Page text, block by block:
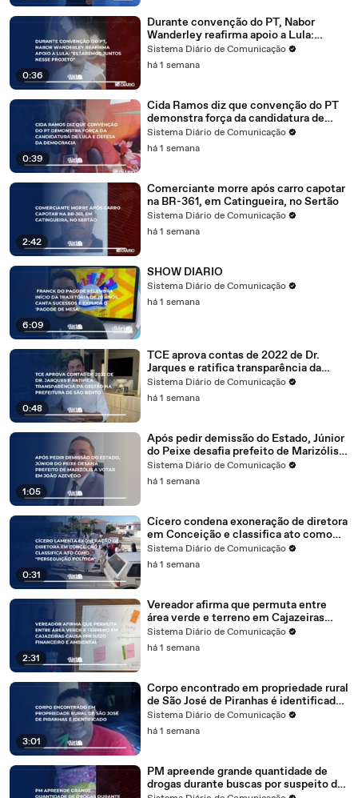
0:36
Durante convenção do PT, Nabor
Wanderley reafirma apoio a Lula:
"Estaremos juntos nesse projeto"
Sistema Diário de Comunicação
há 1 semana
0:39
Cida Ramos diz que convenção do PT
demonstra força da candidatura de
Lula e defesa da democracia
Sistema Diário de Comunicação
há 1 semana
2:42
Comerciante morre após carro capotar
na BR-361, em Catingueira, no Sertão
Sistema Diário de Comunicação
há 1 semana
6:09
SHOW DIARIO
Sistema Diário de Comunicação
há 1 semana
0:48
TCE aprova contas de 2022 de Dr.
Jarques e ratifica transparência da
gestão na prefeitura de São Bento
Sistema Diário de Comunicação
há 1 semana
1:05
Após pedir demissão do Estado, Júnior
do Peixe desafia prefeito de Marizólis a
votar em João Azevêdo
Sistema Diário de Comunicação
há 1 semana
0:31
Cícero condena exoneração de diretora
em Conceição e classifica ato como
“perseguição política"
Sistema Diário de Comunicação
há 1 semana
2:31
Vereador afirma que permuta entre
área verde e terreno em Cajazeiras
pode causar prejuízo financeiro e
ambiental
Sistema Diário de Comunicação
há 1 semana
3:01
Corpo encontrado em propriedade rural
de São José de Piranhas é identificado
pela Polícia Civil
Sistema Diário de Comunicação
há 1 semana
PM apreende grande quantidade de
drogas durante buscas por suspeito de